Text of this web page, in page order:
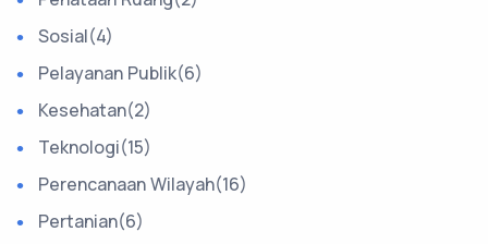
Sosial(4)
Pelayanan Publik(6)
Kesehatan(2)
Teknologi(15)
Perencanaan Wilayah(16)
Pertanian(6)